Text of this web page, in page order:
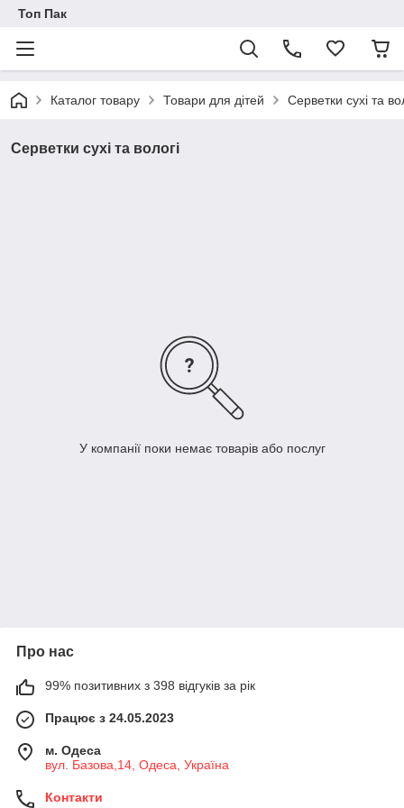
Топ Пак
Каталог товару Товари для дітей Серветки сухі та
Серветки сухі та вологі
У компанії поки немає товарів або послуг
Про нас
99% позитивних з 398 відгуків за рік
Працює з 24.05.2023
м. Одеса
вул. Базова,14, Одеса, Україна
Контакти